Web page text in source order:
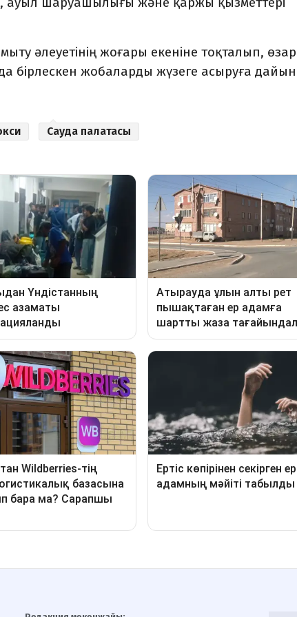
әлеуетінің жоғары екеніне тоқталып,
бірлескен жобаларды жүзеге асыруға дайын
Сауда палатасы